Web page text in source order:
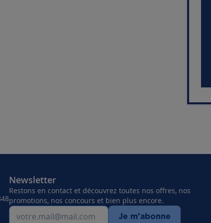
Newsletter
Restons en contact et découvrez toutes nos offres, nos
promotions, nos concours et bien plus encore.
Je m’abonne